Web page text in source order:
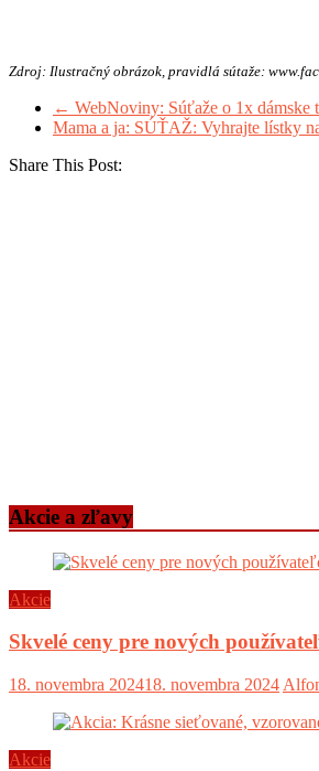
Zdroj: Ilustračný obrázok, pravidlá sútaže:
← WebNoviny: Súťaže o 1x
Mama a ja: SÚŤAŽ: Vyhrajte lístky
Share This Post:
Akcie a zľavy
Akcie
Skvelé ceny pre nových
18. novembra 202418. novembra 2024
Akcie